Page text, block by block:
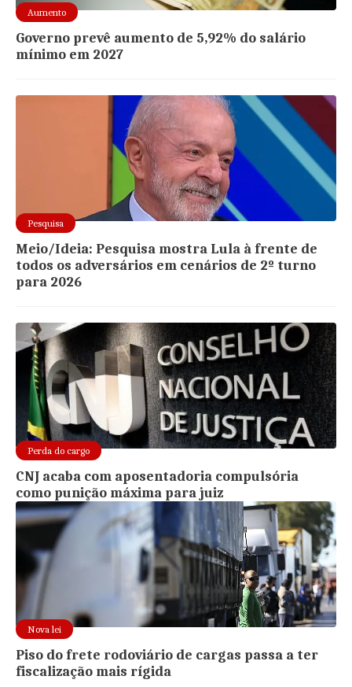
Aumento
Governo prevê aumento de 5,92% do salário
mínimo em 2027
Pesquisa
Meio/Ideia: Pesquisa mostra Lula à frente de
todos os adversários em cenários de 2º turno
para 2026
Perda do cargo
CNJ acaba com aposentadoria compulsória
como punição máxima para juiz
Nova lei
Piso do frete rodoviário de cargas passa a ter
fiscalização mais rígida